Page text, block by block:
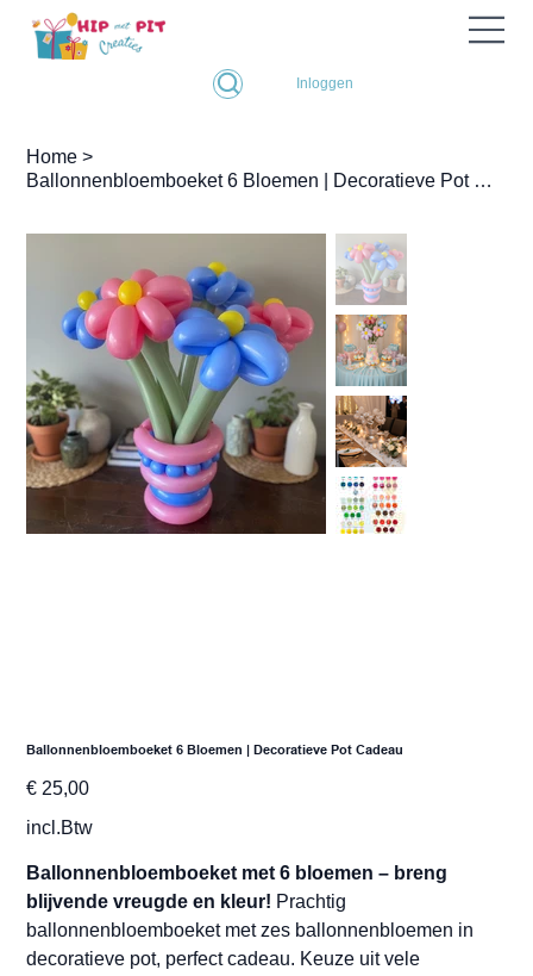
Inloggen
Home >
Ballonnenbloemboeket 6 Bloemen | Decoratieve Pot Cadeau
Ballonnenbloemboeket 6 Bloemen | Decoratieve Pot Cadeau
Prijs
€ 25,00
incl.Btw
Ballonnenbloemboeket met 6 bloemen – breng
blijvende vreugde en kleur! Prachtig
ballonnenbloemboeket met zes ballonnenbloemen in
decoratieve pot, perfect cadeau. Keuze uit vele